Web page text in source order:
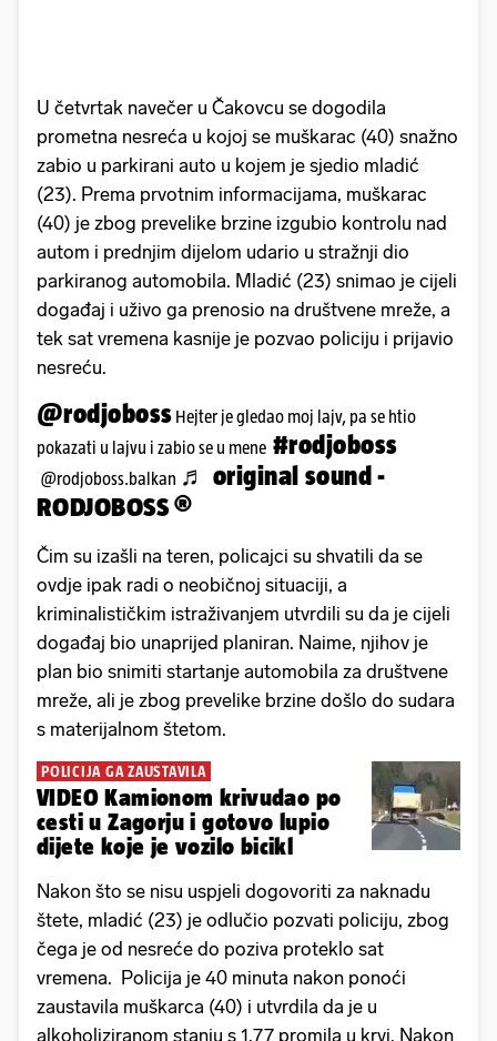
U četvrtak navečer u Čakovcu se dogodila
prometna nesreća u kojoj se muškarac (40) snažno
zabio u parkirani auto u kojem je sjedio mladić
(23). Prema prvotnim informacijama, muškarac
(40) je zbog prevelike brzine izgubio kontrolu nad
autom i prednjim dijelom udario u stražnji dio
parkiranog automobila. Mladić (23) snimao je cijeli
događaj i uživo ga prenosio na društvene mreže, a
tek sat vremena kasnije je pozvao policiju i prijavio
nesreću.
@rodjoboss Hejter je gledao moj lajv, pa se htio
pokazati u lajvu i zabio se u mene #rodjoboss
@rodjoboss.balkan ♬ original sound -
RODJOBOSS ®
Čim su izašli na teren, policajci su shvatili da se
ovdje ipak radi o neobičnoj situaciji, a
kriminalističkim istraživanjem utvrdili su da je cijeli
događaj bio unaprijed planiran. Naime, njihov je
plan bio snimiti startanje automobila za društvene
mreže, ali je zbog prevelike brzine došlo do sudara
s materijalnom štetom.
POLICIJA GA ZAUSTAVILA
VIDEO Kamionom krivudao po
cesti u Zagorju i gotovo lupio
dijete koje je vozilo bicikl
Nakon što se nisu uspjeli dogovoriti za naknadu
štete, mladić (23) je odlučio pozvati policiju, zbog
čega je od nesreće do poziva proteklo sat
vremena. Policija je 40 minuta nakon ponoći
zaustavila muškarca (40) i utvrdila da je u
alkoholiziranom stanju s 1.77 promila u krvi. Nakon